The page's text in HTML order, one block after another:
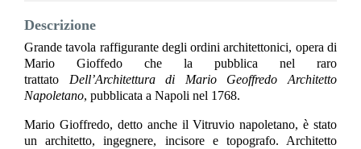
Descrizione
Grande tavola raffigurante degli ordini architettonici, opera di
Mario Gioffedo che la pubblica nel raro
trattato Dell’Architettura di Mario Geoffredo Architetto
Napoletano, pubblicata a Napoli nel 1768.
Mario Gioffredo, detto anche il Vitruvio napoletano, è stato
un architetto, ingegnere, incisore e topografo. Architetto